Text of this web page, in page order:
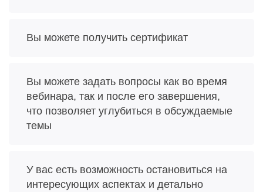
Вы можете получить сертификат
Вы можете задать вопросы как во время
вебинара, так и после его завершения,
что позволяет углубиться в обсуждаемые
темы
У вас есть возможность остановиться на
интересующих аспектах и детально